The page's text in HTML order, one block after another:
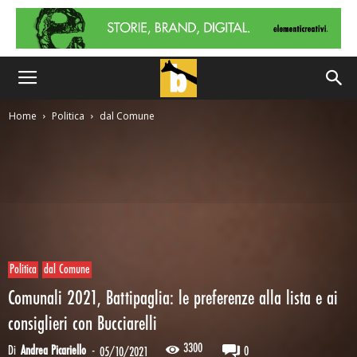
Home Politica dal Comune
Politica dal Comune
Comunali 2021, Battipaglia: le preferenze alla lista e ai
consiglieri con Bucciarelli
Di Andrea Picariello - 05/10/2021 3300 0